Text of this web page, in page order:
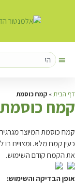
דף הבית » קמח כוסמת
קמח כוסמת
קמח כוסמת המיוצר
כעין קמח מלא. ומצויים בו
את הקמח קודם השימוש.
אופן הבדיקה והשימוש: